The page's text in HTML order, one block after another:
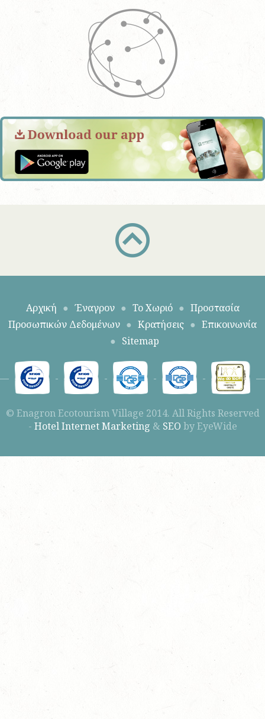
Αρχική ● Έναγρον ● To Χωριό ● Προστασία
Προσωπικών Δεδομένων ● Κρατήσεις ● Επικοινωνία
● Sitemap
© Enagron Ecotourism Village 2014. All Rights Reserved
- Hotel Internet Marketing & SEO by EyeWide